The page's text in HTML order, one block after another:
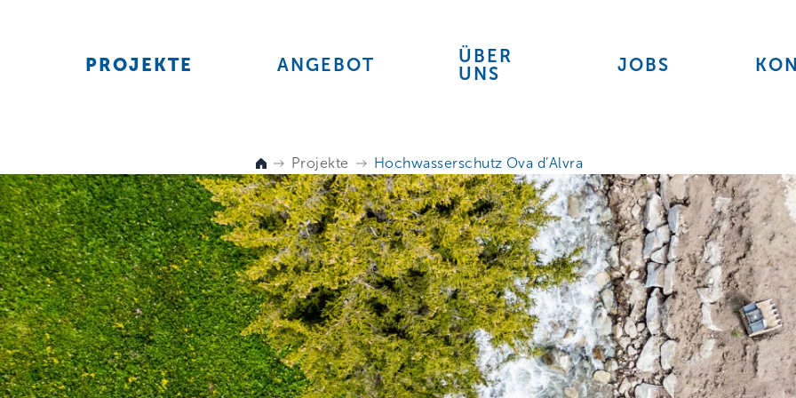
PROJEKTE ANGEBOT
ÜBER
UNS
JOBS
Projekte Hochwasserschutz Ova d’Alvra